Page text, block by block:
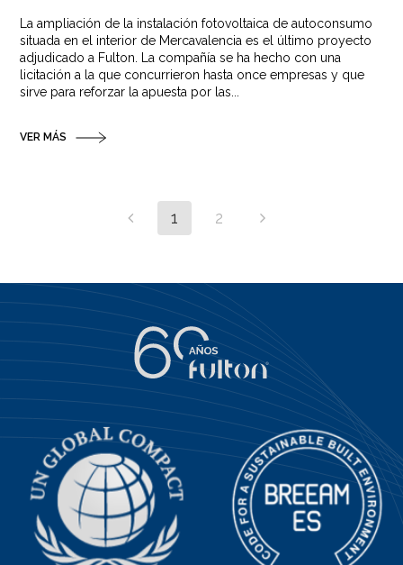
La ampliación de la instalación fotovoltaica de autoconsumo
situada en el interior de Mercavalencia es el último proyecto
adjudicado a Fulton. La compañía se ha hecho con una
licitación a la que concurrieron hasta once empresas y que
sirve para reforzar la apuesta por las...
VER MÁS
1 2